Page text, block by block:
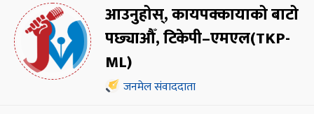
आउनुहोस्, कायपक्कायाको बाटो
पछ्याऔँ, टिकेपी–एमएल(TKP-
ML)
जनमेल संवाददाता